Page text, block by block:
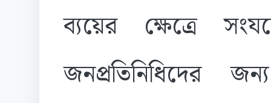
ব্যয়ের ক্ষেত্রে
জনপ্রতিনিধিদের